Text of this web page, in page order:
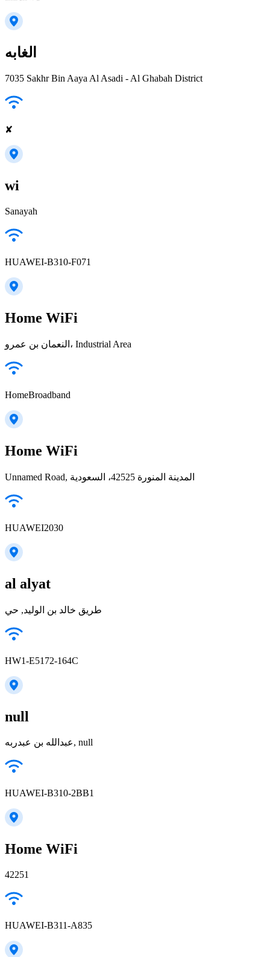
الغابه
7035 Sakhr Bin Aaya Al Asadi - Al Ghabah District
✘
wi
Sanayah
HUAWEI-B310-F071
Home WiFi
النعمان بن عمرو، Industrial Area
HomeBroadband
Home WiFi
Unnamed Road, المدينة المنورة 42525، السعودية
HUAWEI2030
al alyat
طريق خالد بن الوليد, حي
HW1-E5172-164C
null
عبدالله بن عبدربه, null
HUAWEI-B310-2BB1
Home WiFi
42251
HUAWEI-B311-A835